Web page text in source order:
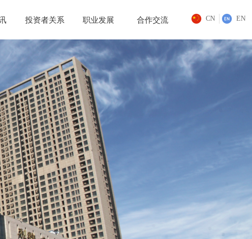
投资者关系 职业发展 合作交流 CN EN